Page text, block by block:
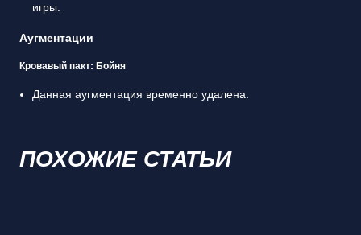
игры.
Аугментации
Кровавый пакт: Бойня
Данная аугментация временно удалена.
ПОХОЖИЕ СТАТЬИ